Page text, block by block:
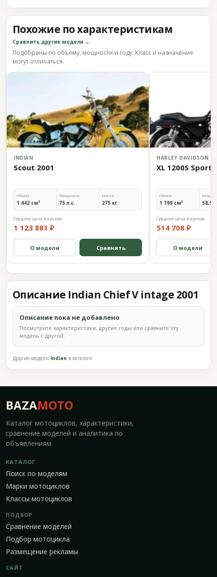
Похожие по характеристикам
Сравнить другие модели →
Подобраны по объёму, мощности и году. Класс и назначение
могут отличаться.
INDIAN
Scout 2001
Объём
1 442 см³
Мощность
75 л.с.
Масса
275 кг
Средняя цена в архиве
1 123 881 ₽
О модели Сравнить
HARLEY DAVIDSON
XL 1200S
Объём
1 199 см³ 58,5
Средняя цена в архиве
514 708 ₽
О модели
Описание Indian Chief V intage 2001
Описание пока не добавлено
Посмотрите характеристики, другие годы или сравните эту
модель с другой.
Другие модели Indian в каталоге
BAZAMOTO
Каталог мотоциклов, характеристики,
сравнение моделей и аналитика по
объявлениям.
КАТАЛОГ
Поиск по моделям
Марки мотоциклов
Классы мотоциклов
ПОДБОР
Сравнение моделей
Подбор мотоцикла
Размещение рекламы
САЙТ